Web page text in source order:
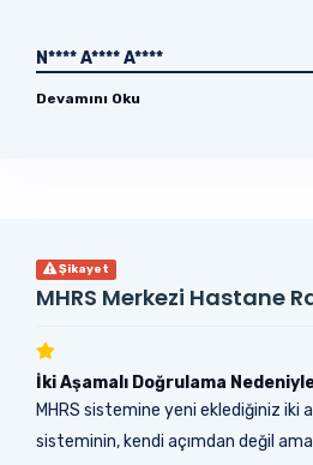
N**** A**** A****
Devamını Oku
Şikayet
MHRS Merkezi Hastane
İki Aşamalı Doğrulama
MHRS sistemine yeni eklediğiniz iki
sisteminin, kendi açımdan değil